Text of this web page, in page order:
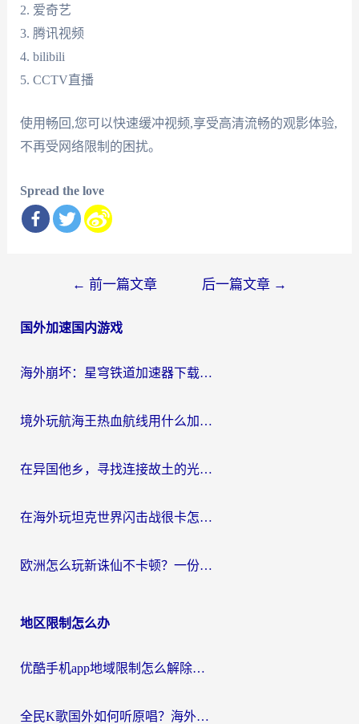
2. 爱奇艺
3. 腾讯视频
4. bilibili
5. CCTV直播
使用畅回,您可以快速缓冲视频,享受高清流畅的观影体验,
不再受网络限制的困扰。
Spread the love
导
← 前一篇文章 后一篇文章 →
国外加速国内游戏
海外崩坏：星穹铁道加速器下载安装：一份给游子的终极网络指南
境外玩航海王热血航线用什么加速器？2026海外玩家实测最优方案（附欧洲问道堡垒前线加速技巧）
在异国他乡，寻找连接故土的光明大陆免费加速器
在海外玩坦克世界闪击战很卡怎么办？老玩家亲测有效的加速器选择指南
欧洲怎么玩新诛仙不卡顿？一份给海外游子的国服游戏畅玩指南
地区限制怎么办
优酷手机app地域限制怎么解除？海外党亲测有效的追剧方案
全民K歌国外如何听原唱？海外党亲测有效的回国加速器选择指南